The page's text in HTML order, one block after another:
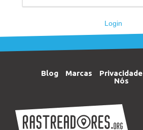
Login
Blog Marcas Privacidade
Nós